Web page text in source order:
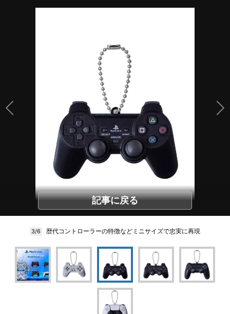
記事に戻る
3/6 歴代コントローラーの特徴などミニサイズで忠実に再現